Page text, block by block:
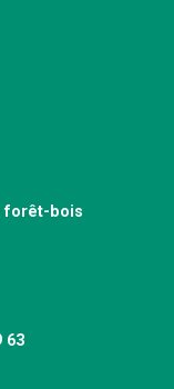
forêt-bois
63